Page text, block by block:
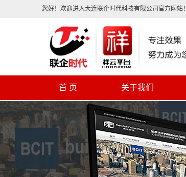
您好！欢迎进入大连联企时代科技有限公司官方网站！
首 页 关于我们